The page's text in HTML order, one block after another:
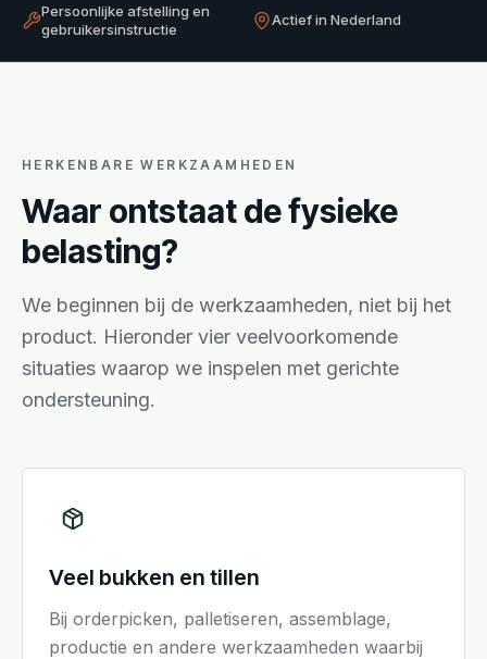
Persoonlijke afstelling en
gebruikersinstructie
Actief in Nederland
HERKENBARE WERKZAAMHEDEN
Waar ontstaat de fysieke
belasting?
We beginnen bij de werkzaamheden, niet bij het
product. Hieronder vier veelvoorkomende
situaties waarop we inspelen met gerichte
ondersteuning.
Veel bukken en tillen
Bij orderpicken, palletiseren, assemblage,
productie en andere werkzaamheden waarbij